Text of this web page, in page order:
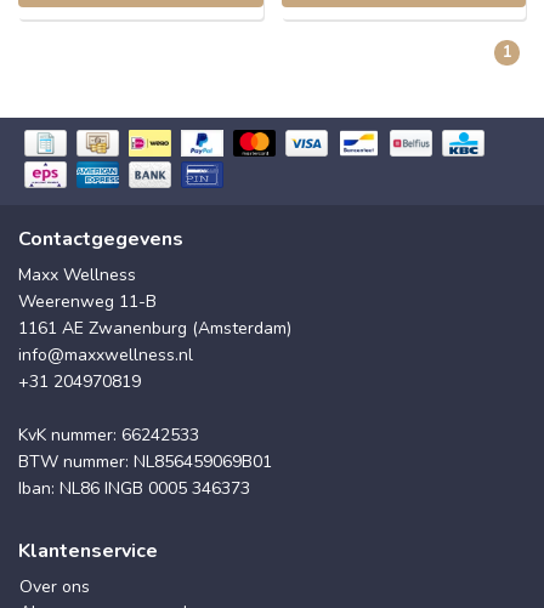
1
Contactgegevens
Maxx Wellness
Weerenweg 11-B
1161 AE Zwanenburg (Amsterdam)
info@maxxwellness.nl
+31 204970819
KvK nummer: 66242533
BTW nummer: NL856459069B01
Iban: NL86 INGB 0005 346373
Klantenservice
Over ons